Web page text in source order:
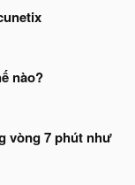
nào?
vòng 7 phút như